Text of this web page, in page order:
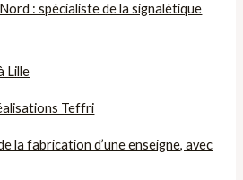
: spécialiste de la signalétique
Lille
Teffri
la fabrication d’une enseigne, avec